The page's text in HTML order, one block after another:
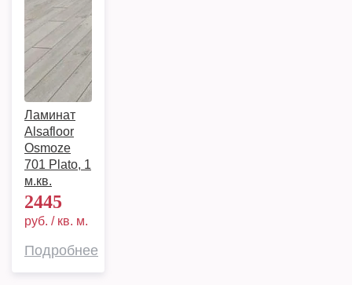
Ламинат
Alsafloor
Osmoze
701 Plato, 1
м.кв.
2445
руб. / кв. м.
Подробнее